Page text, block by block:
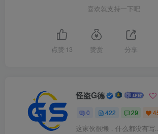
喜欢就支持一下吧
点赞 13 赞赏 分享
怪盗G德
0 422 29
这家伙很懒，什么都没有写